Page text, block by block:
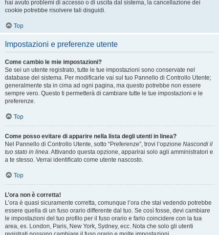
hai avuto problemi di accesso o di uscita dal sistema, la cancellazione dei
cookie potrebbe risolvere tali disguidi.
Top
Impostazioni e preferenze utente
Come cambio le mie impostazioni?
Se sei un utente registrato, tutte le tue impostazioni sono conservate nel
database del sistema. Per modificarle vai sul tuo Pannello di Controllo Utente;
generalmente sta in cima ad ogni pagina, ma questo potrebbe non essere
sempre vero. Questo ti permetterà di cambiare tutte le tue impostazioni e le
preferenze.
Top
Come posso evitare di apparire nella lista degli utenti in linea?
Nel Pannello di Controllo Utente, sotto “Preferenze”, trovi l’opzione Nascondi il
tuo stato in linea. Attivando questa opzione, apparirai solo agli amministratori e
a te stesso. Verrai identificato come utente nascosto.
Top
L’ora non è corretta!
L’ora è quasi sicuramente corretta, comunque l’ora che stai vedendo potrebbe
essere quella di un fuso orario differente dal tuo. Se così fosse, devi cambiare
le impostazioni del tuo profilo per il fuso orario e farlo coincidere con la tua
area, es. London, Paris, New York, Sydney, ecc. Nota che solo gli utenti